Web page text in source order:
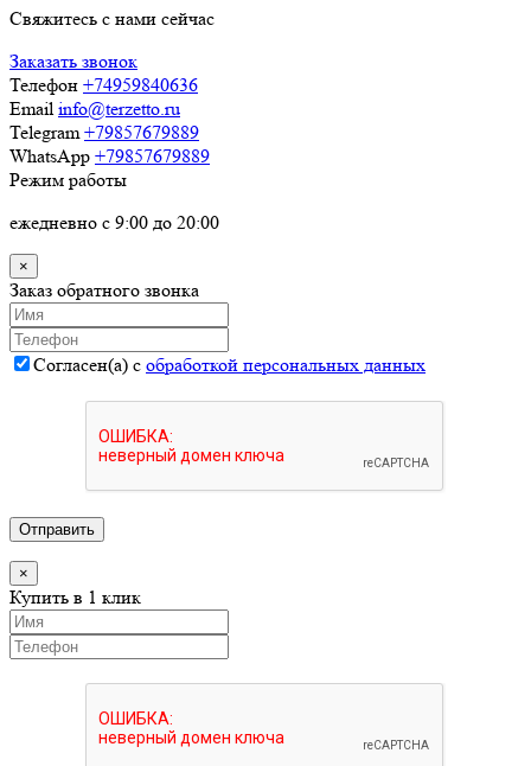
Свяжитесь с нами сейчас
Заказать звонок
Телефон +74959840636
Email info@terzetto.ru
Telegram +79857679889
WhatsApp +79857679889
Режим работы
ежедневно с 9:00 до 20:00
×
Заказ обратного звонка
Согласен(а) с обработкой персональных данных
Отправить
×
Купить в 1 клик